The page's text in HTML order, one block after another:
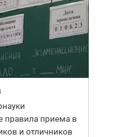
правила приема в
и отличников